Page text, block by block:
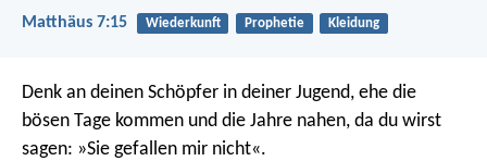
Matthäus 7:15 Wiederkunft Prophetie Kleidung
Denk an deinen Schöpfer in deiner Jugend, ehe die
bösen Tage kommen und die Jahre nahen, da du wirst
sagen: »Sie gefallen mir nicht«.